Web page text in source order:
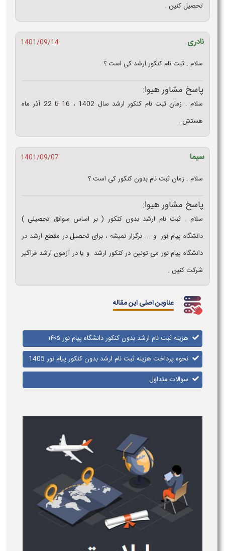
تحصیل کنین .
نادری
1401/09/14
سلام . ثبت نام کنکور ارشد کی است ؟
پاسخ مشاور هیوا:
سلام . زمان ثبت نام کنکور ارشد سال 1402 ، 16 تا 22 آذر ماه
هستش .
سیما
1401/09/07
سلام . زمان ثبت نام بدون کنکور کی است ؟
پاسخ مشاور هیوا:
سلام . ثبت نام ارشد بدون کنکور ( بر اساس سوابق تحصیلی )
دانشگاه پیام نور و ... برگزار نمیشه ، برای تحصیل در مقطع ارشد در
دانشگاه پیام نور می تونین در کنکور ارشد و یا در آزمون ارشد فراگیر
شرکت کنین .
عناوین اصلی این مقاله
هزینه ثبت نام ارشد بدون کنکور دانشگاه پیام نور ۱۴۰۵
نحوه پرداخت هزینه ثبت نام ارشد بدون کنکور پیام نور 1405
سوالات متداول